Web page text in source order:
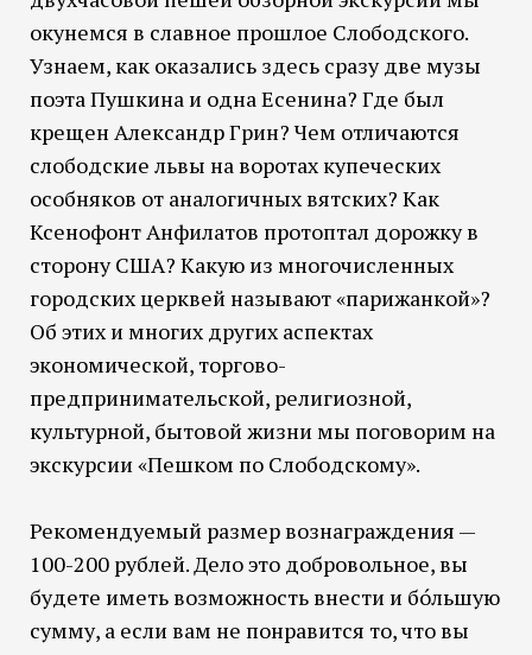
окунемся в славное прошлое Слободского.
Узнаем, как оказались здесь сразу две музы
поэта Пушкина и одна Есенина? Где был
крещен Александр Грин? Чем отличаются
слободские львы на воротах купеческих
особняков от аналогичных вятских? Как
Ксенофонт Анфилатов протоптал дорожку в
сторону США? Какую из многочисленных
городских церквей называют «парижанкой»?
Об этих и многих других аспектах
экономической, торгово-
предпринимательской, религиозной,
культурной, бытовой жизни мы поговорим на
экскурсии «Пешком по Слободскому».
Рекомендуемый размер вознаграждения —
100-200 рублей. Дело это добровольное, вы
будете иметь возможность внести и бо́льшую
сумму, а если вам не понравится то, что вы